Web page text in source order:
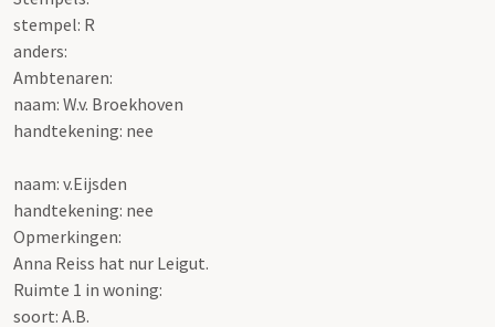
stempel: R
anders:
Ambtenaren:
naam: W.v. Broekhoven
handtekening: nee
naam: v.Eijsden
handtekening: nee
Opmerkingen:
Anna Reiss hat nur Leigut.
Ruimte 1 in woning:
soort: A.B.